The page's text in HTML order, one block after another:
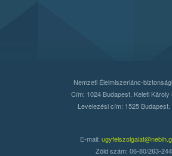
Nemzeti Élelmiszerlánc-
Cím: 1024 Budapest, Keleti Károly
Levelezési cím: 1525 Budapest.
E-mail:
Zöld szám: 06-80/263-244